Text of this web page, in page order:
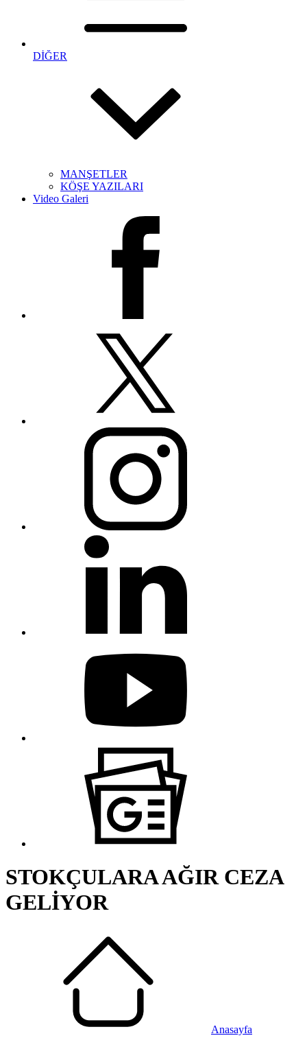
DİĞER
MANŞETLER
KÖŞE YAZILARI
Video Galeri
STOKÇULARA AĞIR CEZA
GELİYOR
Anasayfa